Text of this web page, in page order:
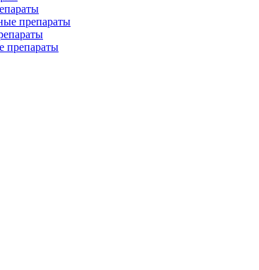
препараты
препараты